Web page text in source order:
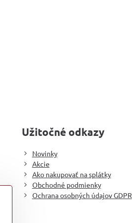
Užitočné odkazy
Novinky
Akcie
Ako nakupovať na splátky
Obchodné podmienky
Ochrana osobných údajov GDPR